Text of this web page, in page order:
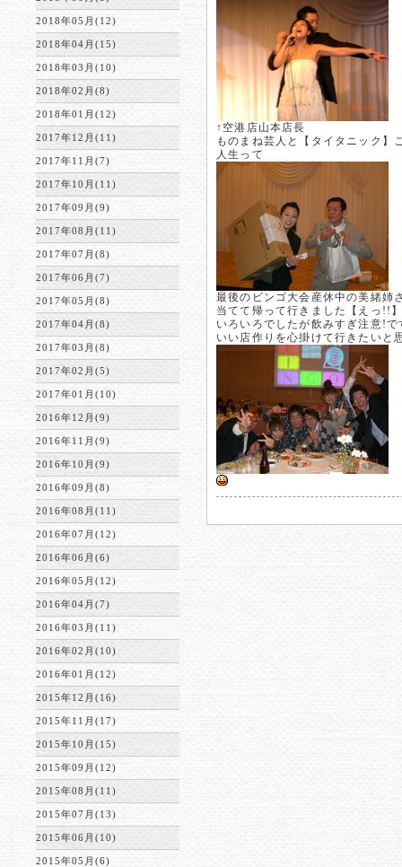
2018年05月(12)
2018年04月(15)
2018年03月(10)
2018年02月(8)
2018年01月(12)
2017年12月(11)
2017年11月(7)
2017年10月(11)
2017年09月(9)
2017年08月(11)
2017年07月(8)
2017年06月(7)
2017年05月(8)
2017年04月(8)
2017年03月(8)
2017年02月(5)
2017年01月(10)
2016年12月(9)
2016年11月(9)
2016年10月(9)
2016年09月(8)
2016年08月(11)
2016年07月(12)
2016年06月(6)
2016年05月(12)
2016年04月(7)
2016年03月(11)
2016年02月(10)
2016年01月(12)
2015年12月(16)
2015年11月(17)
2015年10月(15)
2015年09月(12)
2015年08月(11)
2015年07月(13)
2015年06月(10)
2015年05月(6)
↑空港店山本店長
ものまね芸人と【タイタニック
人生って
最後のビンゴ大会産休中の美緒姉
当てて帰って行きました【えっ!!
いろいろでしたが飲みすぎ注意!
いい店作りを心掛けて行きたいと